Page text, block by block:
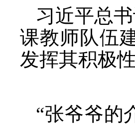
习近平总
课教师队伍
发挥其积极
“张爷爷的